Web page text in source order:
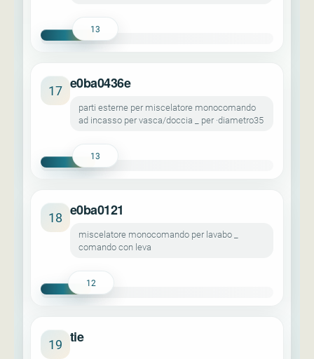
13
17 e0ba0436e
parti esterne per miscelatore monocomando
ad incasso per vasca/doccia _ per ·diametro35
13
18 e0ba0121
miscelatore monocomando per lavabo _
comando con leva
12
19 tie